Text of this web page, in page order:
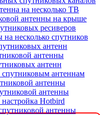
на несколько ТВ
антенны на крыше
ресиверов
на несколько спутников
антенн
антенны
антенн
антеннам
антенны
антенны
Hotbird
антенны